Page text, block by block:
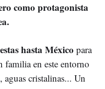
como protagonista
hasta México para
familia en este entorno
cristalinas... Un